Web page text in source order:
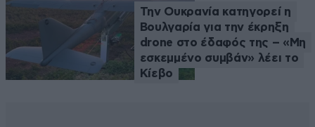
Την Ουκρανία κατηγορεί η
Βουλγαρία για την έκρηξη
drone στο έδαφός της – «Μη
εσκεμμένο συμβάν» λέει το
Κίεβο